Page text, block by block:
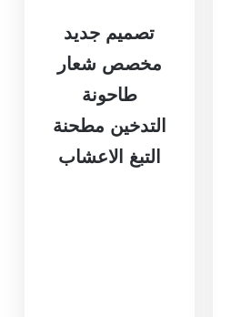
تصميم جديد
مخصص شعار
طاحونة
التدخين مطحنة
التبغ الاعشاب